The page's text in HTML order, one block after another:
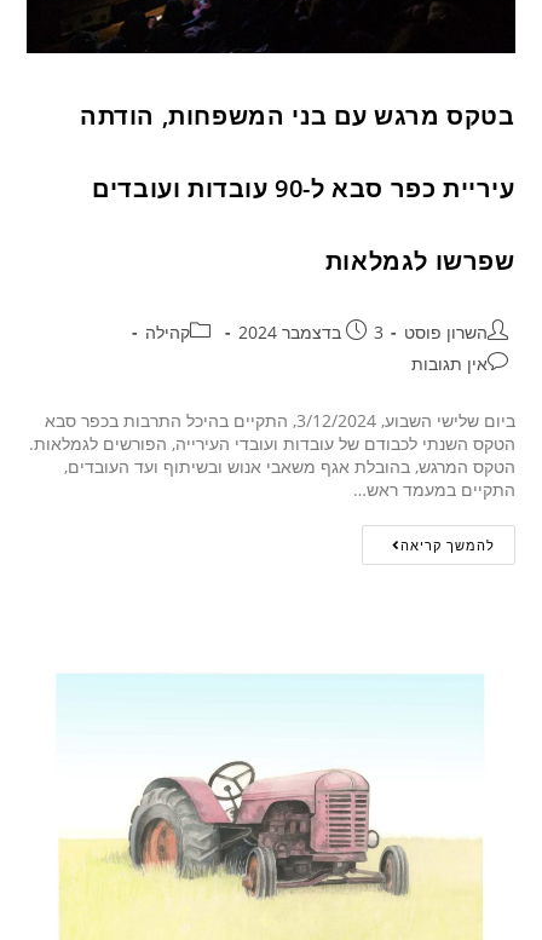
בטקס מרגש עם בני המשפחות, הודתה
עיריית כפר סבא ל-90 עובדות ועובדים
שפרשו לגמלאות
השרון פוסט 3 בדצמבר 2024
קהילה
אין תגובות
ביום שלישי השבוע, 3/12/2024, התקיים בהיכל התרבות בכפר סבא
הטקס השנתי לכבודם של עובדות ועובדי העירייה, הפורשים לגמלאות.
הטקס המרגש, בהובלת אגף משאבי אנוש ובשיתוף ועד העובדים,
התקיים במעמד ראש…
להמשך קריאה